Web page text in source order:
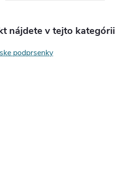
nájdete v tejto kategórii
podprsenky